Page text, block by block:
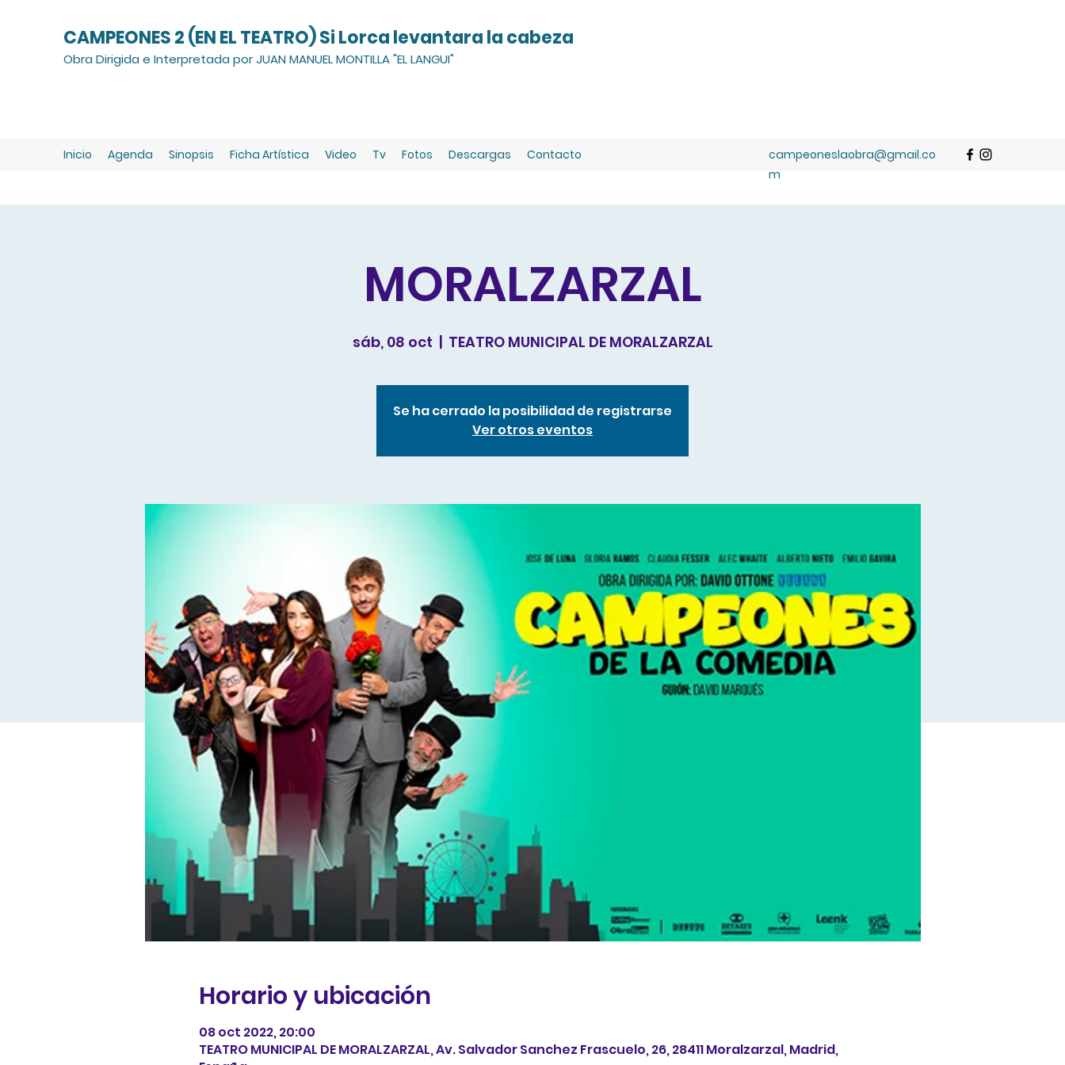
CAMPEONES 2 (EN EL TEATRO) Si Lorca levantara la cabeza
Obra Dirigida e Interpretada por JUAN MANUEL MONTILLA "EL LANGUI"
Inicio Agenda Sinopsis Ficha Artística Video Tv Fotos Descargas Contacto
campeoneslaobra@gmail.co
m
MORALZARZAL
sáb, 08 oct
  |
TEATRO MUNICIPAL DE MORALZARZAL
Se ha cerrado la posibilidad de registrarse
Ver otros eventos
Horario y ubicación
08 oct 2022, 20:00
TEATRO MUNICIPAL DE MORALZARZAL, Av. Salvador Sanchez Frascuelo, 26, 28411 Moralzarzal, Madrid,